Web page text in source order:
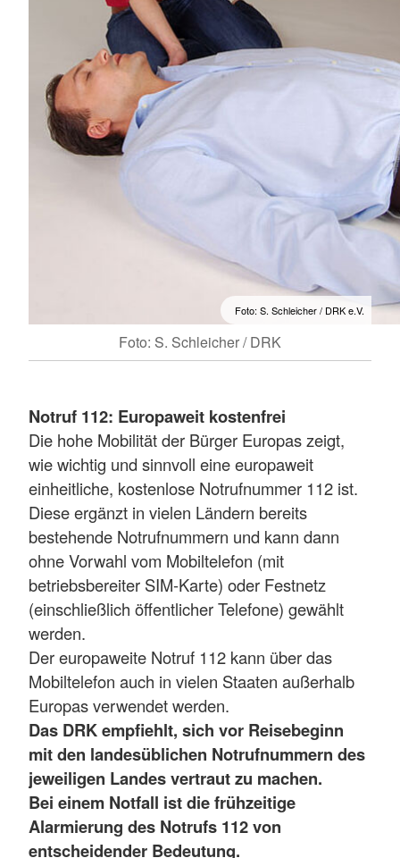
Foto: S. Schleicher / DRK e.V.
Foto: S. Schleicher / DRK
Notruf 112: Europaweit kostenfrei
Die hohe Mobilität der Bürger Europas zeigt,
wie wichtig und sinnvoll eine europaweit
einheitliche, kostenlose Notrufnummer 112 ist.
Diese ergänzt in vielen Ländern bereits
bestehende Notrufnummern und kann dann
ohne Vorwahl vom Mobiltelefon (mit
betriebsbereiter SIM-Karte) oder Festnetz
(einschließlich öffentlicher Telefone) gewählt
werden.
Der europaweite Notruf 112 kann über das
Mobiltelefon auch in vielen Staaten außerhalb
Europas verwendet werden.
Das DRK empfiehlt, sich vor Reisebeginn
mit den landesüblichen Notrufnummern des
jeweiligen Landes vertraut zu machen.
Bei einem Notfall ist die frühzeitige
Alarmierung des Notrufs 112 von
entscheidender Bedeutung.